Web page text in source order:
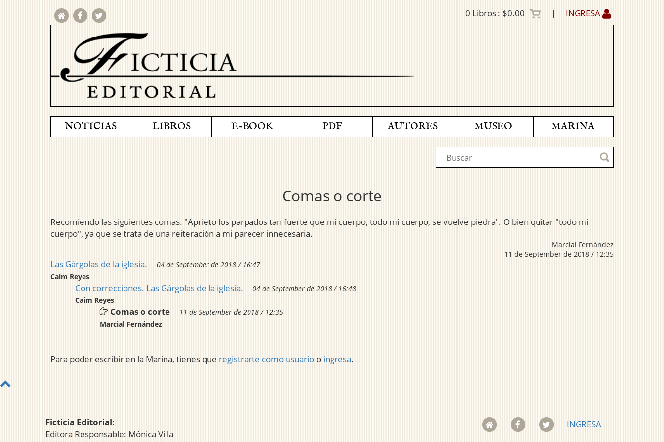
0 Libros : $0.00 | INGRESA
NOTICIAS LIBROS E-BOOK PDF AUTORES MUSEO MARINA
Comas o corte
Recomiendo las siguientes comas: "Aprieto los parpados tan fuerte que mi cuerpo, todo mi cuerpo, se vuelve piedra". O bien quitar "todo mi
cuerpo", ya que se trata de una reiteración a mi parecer innecesaria.
Marcial Fernández
11 de September de 2018 / 12:35
Las Gárgolas de la iglesia.
04 de September de 2018 / 16:47
Caim Reyes
Con correcciones. Las Gárgolas de la iglesia.
04 de September de 2018 / 16:48
Caim Reyes
Comas o corte
11 de September de 2018 / 12:35
Marcial Fernández
Para poder escribir en la Marina, tienes que registrarte como usuario o ingresa.
Ficticia Editorial:
Editora Responsable: Mónica Villa
INGRESA